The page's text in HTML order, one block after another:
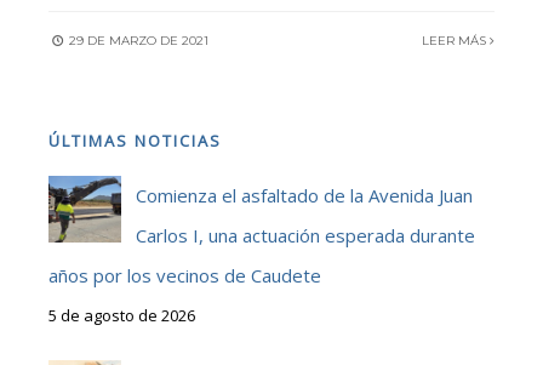
29 DE MARZO DE 2021 LEER MÁS
ÚLTIMAS NOTICIAS
Comienza el asfaltado de la Avenida Juan
Carlos I, una actuación esperada durante
años por los vecinos de Caudete
5 de agosto de 2026